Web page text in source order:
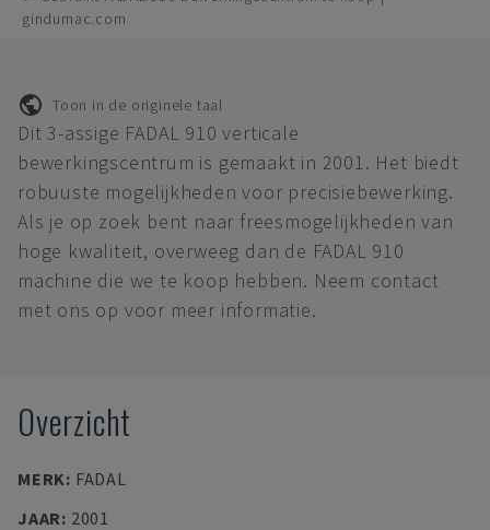
gindumac.com
Toon in de originele taal
Dit 3-assige FADAL 910 verticale
bewerkingscentrum is gemaakt in 2001. Het biedt
robuuste mogelijkheden voor precisiebewerking.
Als je op zoek bent naar freesmogelijkheden van
hoge kwaliteit, overweeg dan de FADAL 910
machine die we te koop hebben. Neem contact
met ons op voor meer informatie.
Overzicht
MERK: FADAL
JAAR: 2001